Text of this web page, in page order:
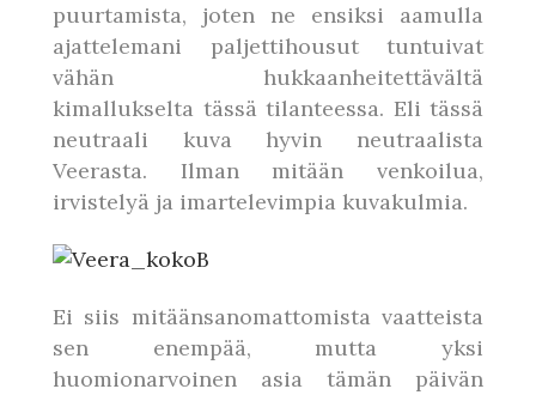
puurtamista, joten ne ensiksi aamulla
ajattelemani paljettihousut tuntuivat
vähän hukkaanheitettävältä
kimallukselta tässä tilanteessa. Eli tässä
neutraali kuva hyvin neutraalista
Veerasta. Ilman mitään venkoilua,
irvistelyä ja imartelevimpia kuvakulmia.
Ei siis mitäänsanomattomista vaatteista
sen enempää, mutta yksi
huomionarvoinen asia tämän päivän